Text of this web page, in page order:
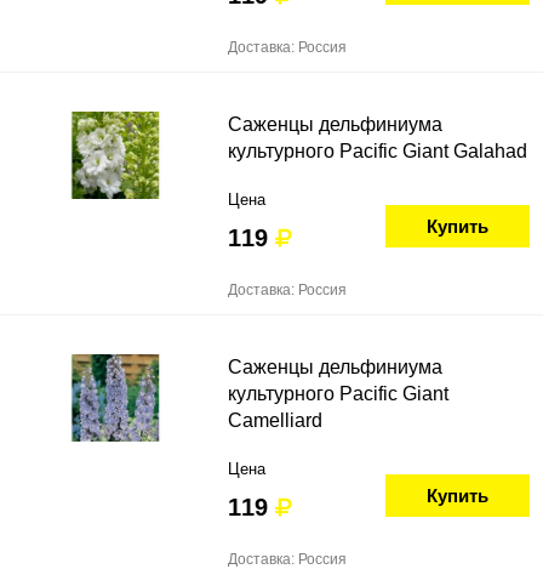
Доставка: Россия
Саженцы дельфиниума
культурного Pacific Giant Galahad
Цена
119 Купить
Доставка: Россия
Саженцы дельфиниума
культурного Pacific Giant
Camelliard
Цена
119 Купить
Доставка: Россия